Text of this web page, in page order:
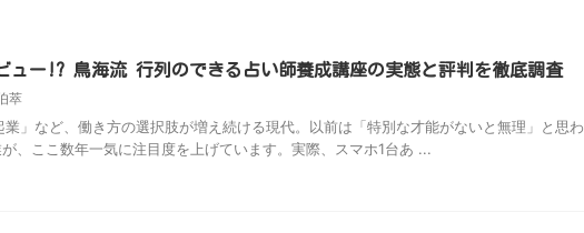
ュー!? 鳥海流 行列のできる占い師養成講座の実態と評判を徹底調査
萃
業」など、働き方の選択肢が増え続ける現代。以前は「特別な才能がないと無理」と思わ
、ここ数年一気に注目度を上げています。実際、スマホ1台あ ...